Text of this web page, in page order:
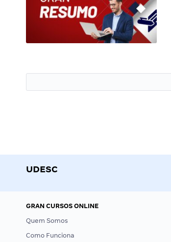
UDESC
GRAN CURSOS ONLINE
Quem Somos
Como Funciona